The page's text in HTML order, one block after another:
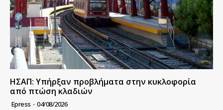
ΗΣΑΠ: Υπήρξαν προβλήματα στην κυκλοφορία
από πτώση κλαδιών
Epress - 04/08/2026